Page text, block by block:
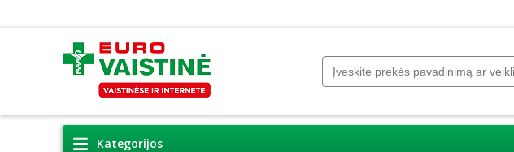
Kategorijos